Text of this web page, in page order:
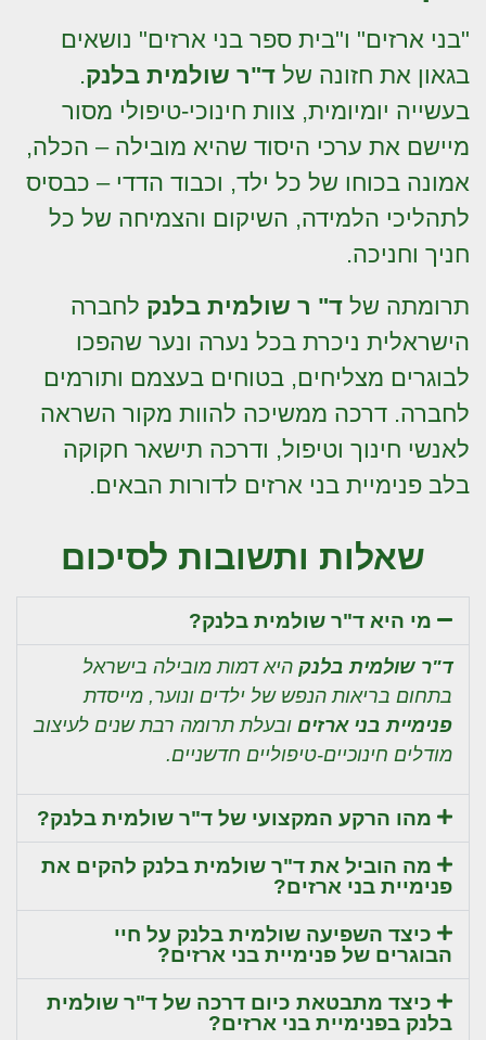
"בני ארזים" ו"בית ספר בני ארזים" נושאים
בגאון את חזונה של ד"ר שולמית בלנק.
בעשייה יומיומית, צוות חינוכי-טיפולי מסור
מיישם את ערכי היסוד שהיא מובילה – הכלה,
אמונה בכוחו של כל ילד, וכבוד הדדי – כבסיס
לתהליכי הלמידה, השיקום והצמיחה של כל
חניך וחניכה.
תרומתה של ד" ר שולמית בלנק לחברה
הישראלית ניכרת בכל נערה ונער שהפכו
לבוגרים מצליחים, בטוחים בעצמם ותורמים
לחברה. דרכה ממשיכה להוות מקור השראה
לאנשי חינוך וטיפול, ודרכה תישאר חקוקה
בלב פנימיית בני ארזים לדורות הבאים.
שאלות ותשובות לסיכום
מי היא ד"ר שולמית בלנק?
ד"ר שולמית בלנק היא דמות מובילה בישראל
בתחום בריאות הנפש של ילדים ונוער, מייסדת
פנימיית בני ארזים ובעלת תרומה רבת שנים לעיצוב
מודלים חינוכיים-טיפוליים חדשניים.
מהו הרקע המקצועי של ד"ר שולמית בלנק?
מה הוביל את ד"ר שולמית בלנק להקים את
פנימיית בני ארזים?
כיצד השפיעה שולמית בלנק על חיי
הבוגרים של פנימיית בני ארזים?
כיצד מתבטאת כיום דרכה של ד"ר שולמית
בלנק בפנימיית בני ארזים?